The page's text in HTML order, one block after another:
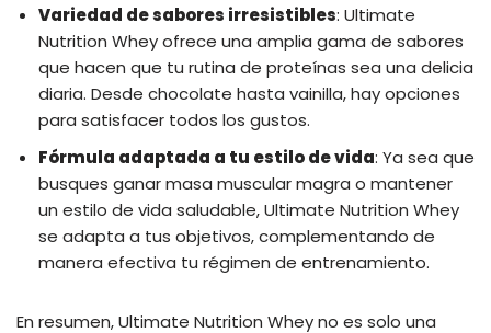
Variedad de sabores irresistibles: Ultimate
Nutrition Whey ofrece una amplia gama de sabores
que hacen que tu rutina de proteínas sea una delicia
diaria. Desde chocolate hasta vainilla, hay opciones
para satisfacer todos los gustos.
Fórmula adaptada a tu estilo de vida: Ya sea que
busques ganar masa muscular magra o mantener
un estilo de vida saludable, Ultimate Nutrition Whey
se adapta a tus objetivos, complementando de
manera efectiva tu régimen de entrenamiento.
En resumen, Ultimate Nutrition Whey no es solo una